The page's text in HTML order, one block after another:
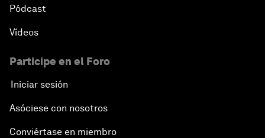
Pódcast
Vídeos
Participe en el Foro
Iniciar sesión
Asóciese con nosotros
Conviértase en miembro